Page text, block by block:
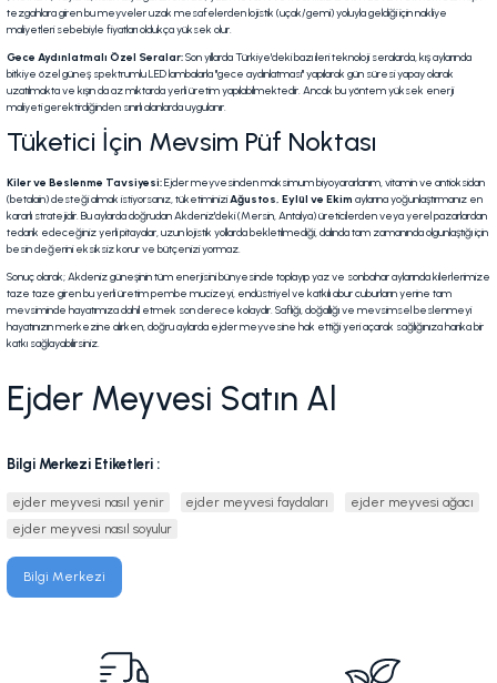
tezgahlara giren bu meyveler uzak mesafelerden lojistik (uçak/gemi) yoluyla geldiği için nakliye
maliyetleri sebebiyle fiyatları oldukça yüksek olur.
Gece Aydınlatmalı Özel Seralar:Son yıllarda Türkiye'deki bazı ileri teknoloji seralarda, kış aylarında
bitkiye özel güneş spektrumlu LED lambalarla "gece aydınlatması" yapılarak gün süresi yapay olarak
uzatılmakta ve kışın da az miktarda yerli üretim yapılabilmektedir. Ancak bu yöntem yüksek enerji
maliyeti gerektirdiğinden sınırlı alanlarda uygulanır.
Tüketici İçin Mevsim Püf Noktası
Kiler ve Beslenme Tavsiyesi:Ejder meyvesinden maksimum biyoyararlanım, vitamin ve antioksidan
(betalain) desteği almak istiyorsanız, tüketiminiziAğustos, Eylül ve Ekim aylarına yoğunlaştırmanız en
kararlı stratejidir. Bu aylarda doğrudan Akdeniz'deki (Mersin, Antalya) üreticilerden veya yerel pazarlardan
tedarik edeceğiniz yerli pitayalar, uzun lojistik yollarda bekletilmediği, dalında tam zamanında olgunlaştığı için
besin değerini eksiksiz korur ve bütçenizi yormaz.
Sonuç olarak; Akdeniz güneşinin tüm enerjisini bünyesinde toplayıp yaz ve sonbahar aylarında kilerlerimize
taze taze giren bu yerli üretim pembe mucizeyi, endüstriyel ve katkılı abur cuburların yerine tam
mevsiminde hayatımıza dahil etmek son derece kolaydır. Saflığı, doğallığı ve mevsimsel beslenmeyi
hayatınızın merkezine alırken, doğru aylarda ejder meyvesine hak ettiği yeri açarak sağlığınıza harika bir
katkı sağlayabilirsiniz.
Ejder Meyvesi Satın Al
Bilgi Merkezi Etiketleri :
ejder meyvesi nasıl yenir ejder meyvesi faydaları
ejder meyvesi ağacı
ejder meyvesi nasıl soyulur
Bilgi Merkezi